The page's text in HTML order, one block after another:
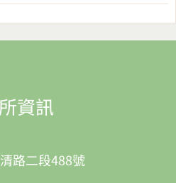
資訊
路二段488號